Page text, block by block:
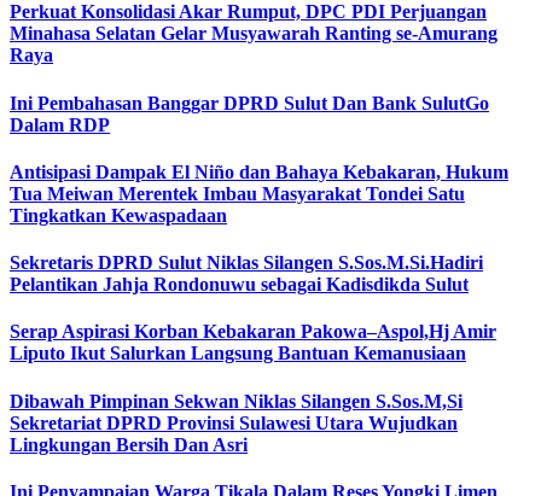
Perkuat Konsolidasi Akar Rumput, DPC PDI Perjuangan
Minahasa Selatan Gelar Musyawarah Ranting se-Amurang
Raya
Ini Pembahasan Banggar DPRD Sulut Dan Bank SulutGo
Dalam RDP
Antisipasi Dampak El Niño dan Bahaya Kebakaran, Hukum
Tua Meiwan Merentek Imbau Masyarakat Tondei Satu
Tingkatkan Kewaspadaan
Sekretaris DPRD Sulut Niklas Silangen S.Sos.M.Si.Hadiri
Pelantikan Jahja Rondonuwu sebagai Kadisdikda Sulut
Serap Aspirasi Korban Kebakaran Pakowa–Aspol,Hj Amir
Liputo Ikut Salurkan Langsung Bantuan Kemanusiaan
Dibawah Pimpinan Sekwan Niklas Silangen S.Sos.M,Si
Sekretariat DPRD Provinsi Sulawesi Utara Wujudkan
Lingkungan Bersih Dan Asri
Ini Penyampaian Warga Tikala Dalam Reses Yongki Limen